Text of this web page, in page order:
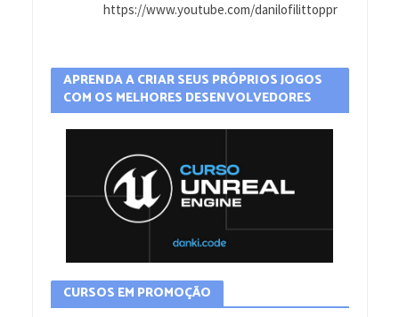
https://www.youtube.com/danilofilittoppr
APRENDA A CRIAR SEUS PRÓPRIOS JOGOS
COM OS MELHORES DESENVOLVEDORES
CURSOS EM PROMOÇÃO